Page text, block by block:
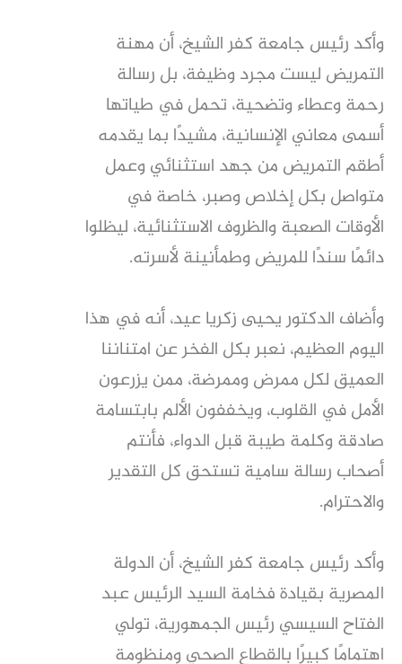
وأكد رئيس جامعة كفر الشيخ، أن مهنة
التمريض ليست مجرد وظيفة، بل رسالة
رحمة وعطاء وتضحية، تحمل في طياتها
أسمى معاني الإنسانية، مشيدًا بما يقدمه
أطقم التمريض من جهد استثنائي وعمل
متواصل بكل إخلاص وصبر، خاصة في
الأوقات الصعبة والظروف الاستثنائية، ليظلوا
دائمًا سندًا للمريض وطمأنينة لأسرته.
وأضاف الدكتور يحيى زكريا عيد، أنه في هذا
اليوم العظيم، نعبر بكل الفخر عن امتناننا
العميق لكل ممرض وممرضة، ممن يزرعون
الأمل في القلوب، ويخففون الألم بابتسامة
صادقة وكلمة طيبة قبل الدواء، فأنتم
أصحاب رسالة سامية تستحق كل التقدير
والاحترام.
وأكد رئيس جامعة كفر الشيخ، أن الدولة
المصرية بقيادة فخامة السيد الرئيس عبد
الفتاح السيسي رئيس الجمهورية، تولي
اهتمامًا كبيرًا بالقطاع الصحي ومنظومة